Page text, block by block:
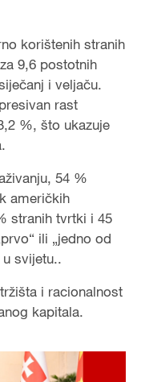
korištenih stranih
9,6 postotnih
i veljaču.
rast
%, što ukazuje
54 %
američkih
stranih tvrtki i 45
ili „jedno od
svijetu..
i racionalnost
kapitala.